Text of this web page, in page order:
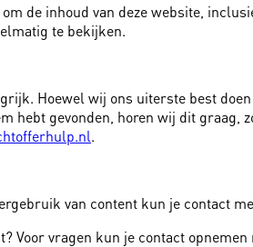
de inhoud van deze website,
te bekijken.
Hoewel wij ons uiterste best
hebt gevonden, horen wij dit
.
van content kun je contact
Voor vragen kun je contact